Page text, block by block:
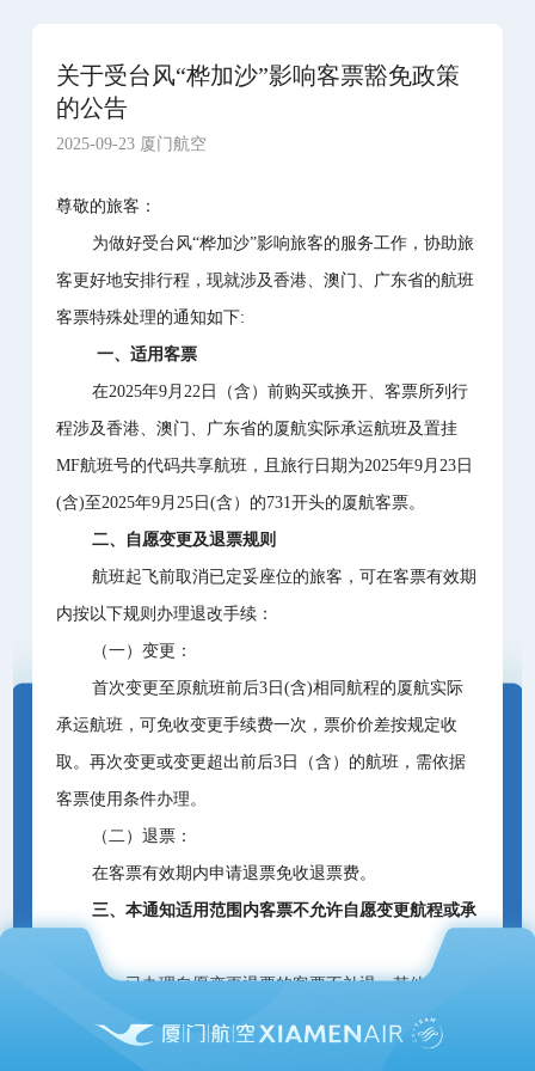
关于受台风“桦加沙”影响客票豁免政策
的公告
2025-09-23 厦门航空
尊敬的旅客：
为做好受台风“桦加沙”影响旅客的服务工作，协助旅
客更好地安排行程，现就涉及香港、澳门、广东省的航班
客票特殊处理的通知如下:
一、适用客票
在2025年9月22日（含）前购买或换开、客票所列行
程涉及香港、澳门、广东省的厦航实际承运航班及置挂
MF航班号的代码共享航班，且旅行日期为2025年9月23日
(含)至2025年9月25日(含）的731开头的厦航客票。
二、自愿变更及退票规则
航班起飞前取消已定妥座位的旅客，可在客票有效期
内按以下规则办理退改手续：
（一）变更：
首次变更至原航班前后3日(含)相同航程的厦航实际
承运航班，可免收变更手续费一次，票价价差按规定收
取。再次变更或变更超出前后3日（含）的航班，需依据
客票使用条件办理。
（二）退票：
在客票有效期内申请退票免收退票费。
三、本通知适用范围内客票不允许自愿变更航程或承
运人。
四、已办理自愿变更退票的客票不补退，其他事项按
客票使用条件办理。
为了顺利地办理免费退票，请您务必在航班起飞前取